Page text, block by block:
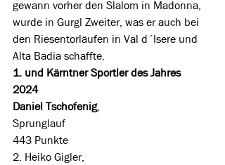
gewann vorher den Slalom in Madonna,
wurde in Gurgl Zweiter, was er auch bei
den Riesentorläufen in Val d´Isere und
Alta Badia schaffte.
1. und Kärntner Sportler des Jahres
2024
Daniel Tschofenig,
Sprunglauf
443 Punkte
2. Heiko Gigler,